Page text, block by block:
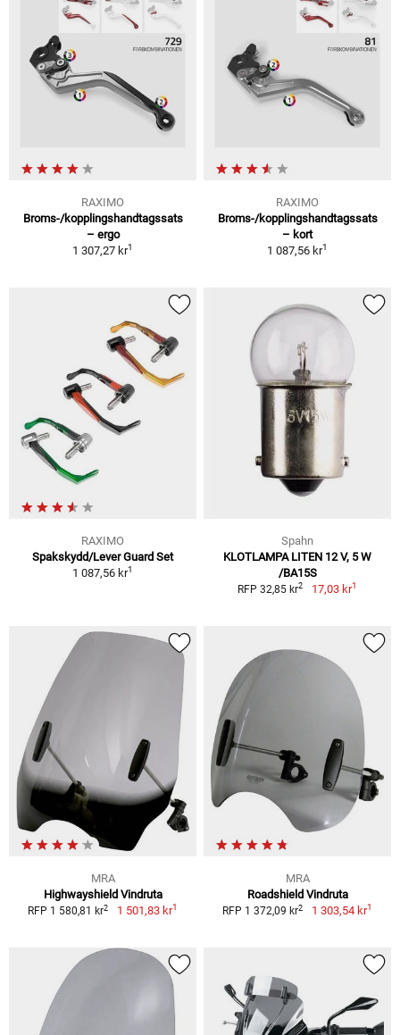
RAXIMO
Broms-/kopplingshandtagssats
– ergo
1 307,27 kr1
RAXIMO
Broms-/kopplingshandtagssats
– kort
1 087,56 kr1
RAXIMO
Spakskydd/Lever Guard Set
1 087,56 kr1
Spahn
KLOTLAMPA LITEN 12 V, 5 W
/BA15S
RFP 32,85 kr2 17,03 kr1
MRA
Highwayshield Vindruta
RFP 1 580,81 kr2 1 501,83 kr1
MRA
Roadshield Vindruta
RFP 1 372,09 kr2 1 303,54 kr1